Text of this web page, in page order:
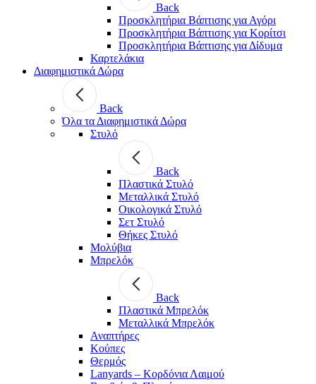
Back
Προσκλητήρια Βάπτισης για Αγόρι
Προσκλητήρια Βάπτισης για Κορίτσι
Προσκλητήρια Βάπτισης για Δίδυμα
Καρτελάκια
Διαφημιστικά Δώρα
Back
Όλα τα Διαφημιστικά Δώρα
Στυλό
Back
Πλαστικά Στυλό
Μεταλλικά Στυλό
Οικολογικά Στυλό
Σετ Στυλό
Θήκες Στυλό
Μολύβια
Μπρελόκ
Back
Πλαστικά Μπρελόκ
Μεταλλικά Μπρελόκ
Αναπτήρες
Κούπες
Θερμός
Lanyards – Kορδόνια Λαιμού